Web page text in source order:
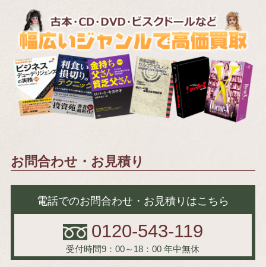
お問合わせ・お見積り
電話でのお問合わせ・お見積りはこちら
0120-543-119
受付時間9：00～18：00 年中無休